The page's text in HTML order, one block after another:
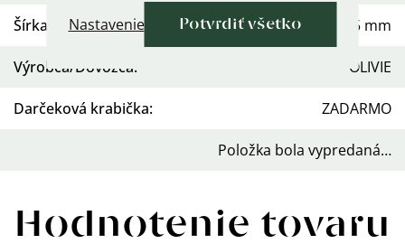
Nastavenie Potvrdiť všetko
Šírka 1,5 mm
Výrobca/Dovozca: OLIVIE
Darčeková krabička: ZADARMO
Položka bola vypredaná…
Hodnotenie tovaru